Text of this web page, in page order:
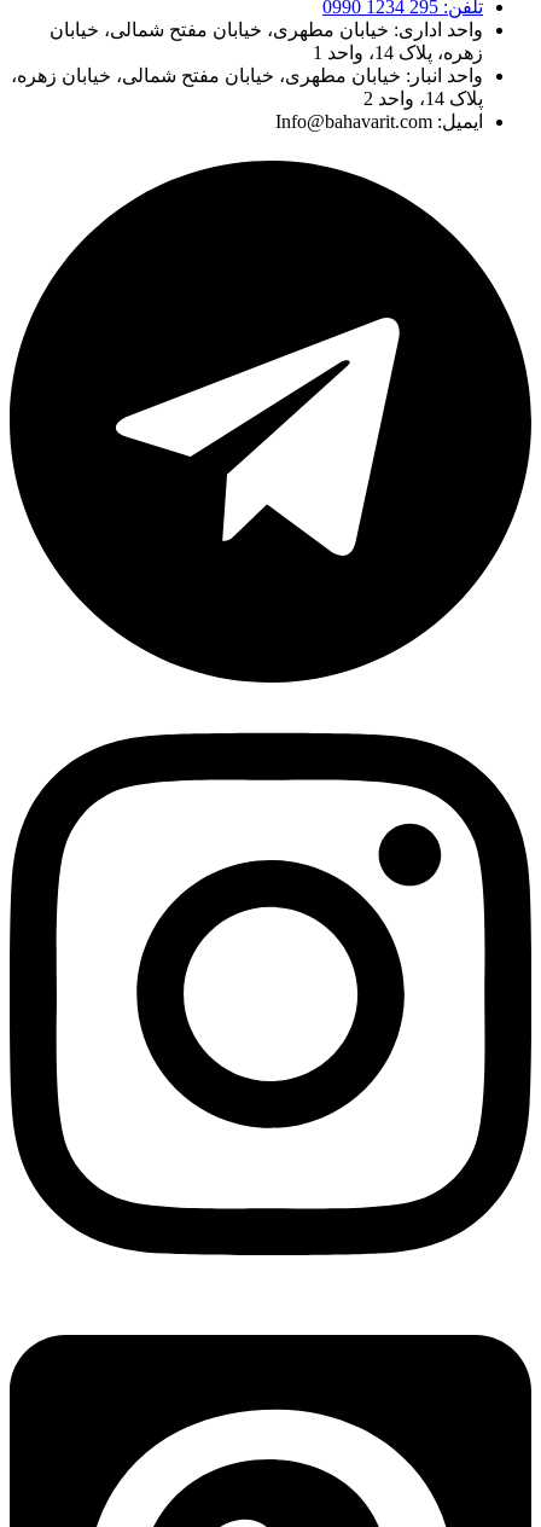
تلفن: 295 1234 0990
واحد اداری: خیابان مطهری، خیابان مفتح شمالی، خیابان
زهره، پلاک 14، واحد 1
واحد انبار: خیابان مطهری، خیابان مفتح شمالی، خیابان زهره،
پلاک 14، واحد 2
ایمیل: Info@bahavarit.com